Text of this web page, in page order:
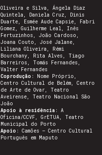
Oliveira e Silva, Ángela Diaz
Quintela, Daniela Cruz, Dinis
Duarte, Esmée Aude Capsie, Fabri
Gomez, Guilherme Leal, Inês
Fertuzinhos, João Cardoso,
Joana Couto, José Jalane,
Liliana Oliveira, Rémi
Bourchany, Rita Alves, Tiago
Barreiros, Tomás Fernandes,
Valter Fernandes
Coprodução : Nome Próprio,
Centro Cultural de Belém, Centro
de Arte de Ovar, Teatro
Aveirense, Teatro Nacional São
João
Apoio à residência : A
Oficina/CCVF, GrETUA, Teatro
Municipal do Porto
Apoio : Camões – Centro Cultural
Português em Maputo